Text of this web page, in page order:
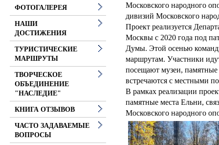
Московского народного
дивизий Московского
Проект реализуется
Москвы с 2020 года под
Думы. Этой осенью
маршрутам. Участники
посещают музеи,
встречаются с местными
В рамках реализации
памятные места Ельни,
Московского народного
ФОТОГАЛЕРЕЯ
НАШИ
ДОСТИЖЕНИЯ
ТУРИСТИЧЕСКИЕ
МАРШРУТЫ
ТВОРЧЕСКОЕ
ОБЪЕДИНЕНИЕ
"НАСЛЕДИЕ"
КНИГА ОТЗЫВОВ
ЧАСТО ЗАДАВАЕМЫЕ
ВОПРОСЫ